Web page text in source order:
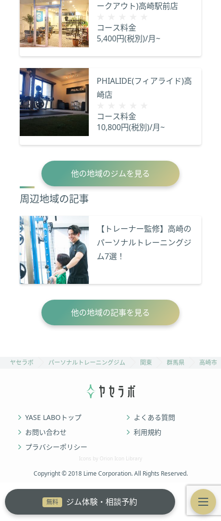
無料 ジム体験・相談予約
ークアウト)高崎駅前店
コース料金
5,400円(税別)/月~
PHIALIDE(フィアライド)高
崎店
コース料金
10,800円(税別)/月~
他の地域のジムを見る
周辺地域の記事
【トレーナー監修】高崎の
パーソナルトレーニングジ
ム7選！
他の地域の記事を見る
ヤセラボ パーソナルトレーニングジム 関東 群馬県 高崎市
YASE LABOトップ
よくある質問
お問い合わせ
利用規約
プラバシーポリシー
Icons by Orion Icon Library
Copyright © 2018 Lime Corporation. All Rights Reserved.